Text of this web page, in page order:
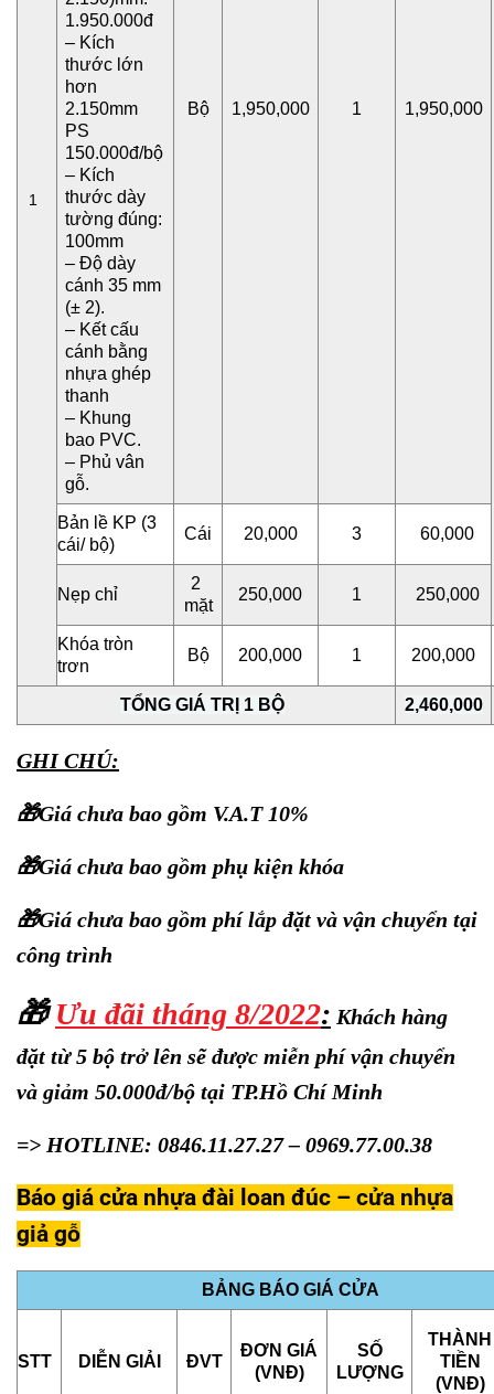
1
1.950.000đ
– Kích
thước lớn
hơn
2.150mm
PS
150.000đ/bộ
– Kích
thước dày
tường đúng:
100mm
– Độ dày
cánh 35 mm
(± 2).
– Kết cấu
cánh bằng
nhựa ghép
thanh
– Khung
bao PVC.
– Phủ vân
gỗ.
Bộ 1,950,000 1 1,950,000
Bản lề KP (3
cái/ bộ)
Cái 20,000 3 60,000
Nẹp chỉ
2
mặt
250,000 1 250,000
Khóa tròn
trơn
Bộ 200,000 1 200,000
TỔNG GIÁ TRỊ 1 BỘ 2,460,000
GHI CHÚ:
🎁Giá chưa bao gồm V.A.T 10%
🎁Giá chưa bao gồm phụ kiện khóa
🎁Giá chưa bao gồm phí lắp đặt và vận chuyển tại
công trình
🎁Ưu đãi tháng 8/2022: Khách hàng
đặt từ 5 bộ trở lên sẽ được miễn phí vận chuyển
và giảm 50.000đ/bộ tại TP.Hồ Chí Minh
=> HOTLINE: 0846.11.27.27 – 0969.77.00.38
Báo giá cửa nhựa đài loan đúc – cửa nhựa
giả gỗ
BẢNG BÁO GIÁ CỬA
STT DIỄN GIẢI ĐVT
ĐƠN GIÁ
(VNĐ)
SỐ
LƯỢNG
THÀNH
TIỀN
(VNĐ)